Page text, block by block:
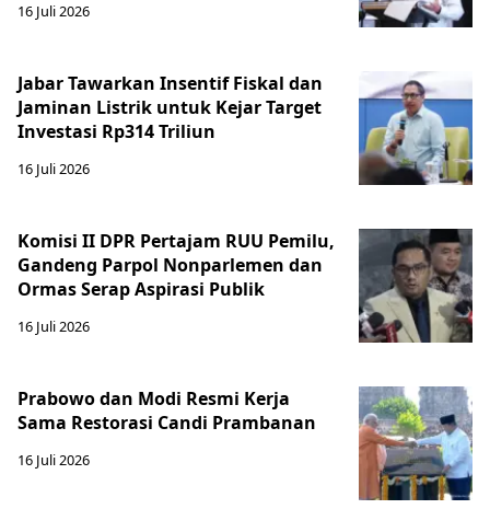
16 Juli 2026
Jabar Tawarkan Insentif Fiskal dan
Jaminan Listrik untuk Kejar Target
Investasi Rp314 Triliun
16 Juli 2026
Komisi II DPR Pertajam RUU Pemilu,
Gandeng Parpol Nonparlemen dan
Ormas Serap Aspirasi Publik
16 Juli 2026
Prabowo dan Modi Resmi Kerja
Sama Restorasi Candi Prambanan
16 Juli 2026